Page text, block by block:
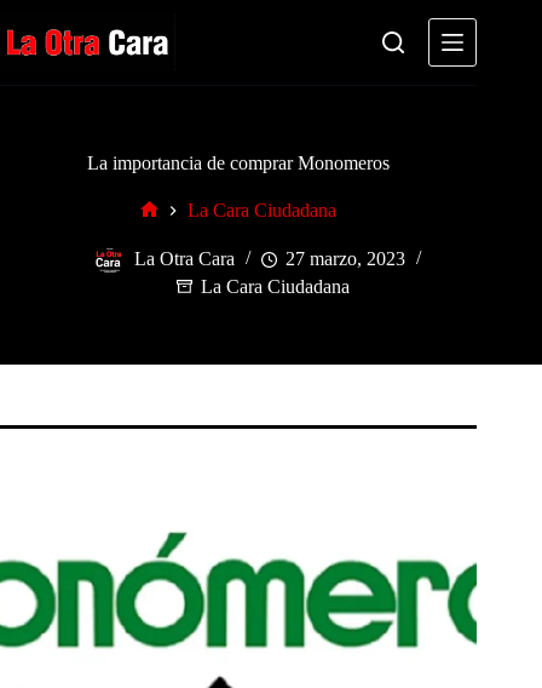
al
contenido
La importancia de comprar Monomeros
La Cara Ciudadana
La Otra Cara
27 marzo, 2023
La Cara Ciudadana